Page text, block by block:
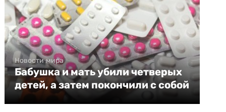
Новости мира
Бабушка и мать убили четверых
детей, а затем покончили с собой